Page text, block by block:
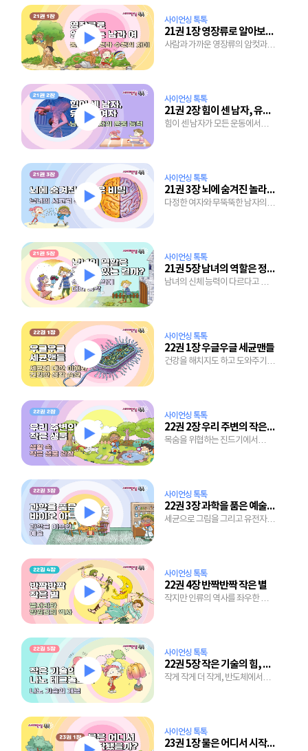
사이언싱 톡톡
21권 1장 영장류로 알아보는 男과 女
사람과 가까운 영장류의 암컷과
사이언싱 톡톡
21권 2장 힘이 센 남자, 유연한 여자
힘이 센 남자가 모든 운동에서
사이언싱 톡톡
21권 3장 뇌에 숨겨진 놀라운 비밀
다정한 여자와 무뚝뚝한 남자의
사이언싱 톡톡
21권 5장 남녀의 역할은 정해져 있는 걸까?
남녀의 신체 능력이 다르다고 하는
사이언싱 톡톡
22권 1장 우글우글 세균맨들
건강을 해치지도 하고 도와주기도
사이언싱 톡톡
22권 2장 우리 주변의 작은 생물
목숨을 위협하는 진드기에서
사이언싱 톡톡
22권 3장 과학을 품은 예술, 바이오 아트
세균으로 그림을 그리고 유전자로
사이언싱 톡톡
22권 4장 반짝반짝 작은 별
작지만 인류의 역사를 좌우한 별
사이언싱 톡톡
22권 5장 작은 기술의 힘, 나노 테크놀로지
작게 작게 더 작게, 반도체에서
사이언싱 톡톡
23권 1장 물은 어디서 시작됐을까?